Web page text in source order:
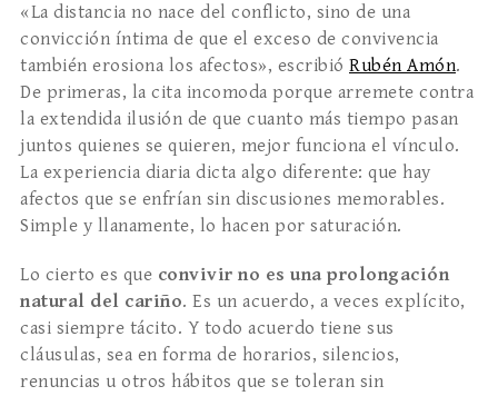
«La distancia no nace del conflicto, sino de una
convicción íntima de que el exceso de convivencia
también erosiona los afectos», escribió Rubén Amón.
De primeras, la cita incomoda porque arremete contra
la extendida ilusión de que cuanto más tiempo pasan
juntos quienes se quieren, mejor funciona el vínculo.
La experiencia diaria dicta algo diferente: que hay
afectos que se enfrían sin discusiones memorables.
Simple y llanamente, lo hacen por saturación.
Lo cierto es que convivir no es una prolongación
natural del cariño. Es un acuerdo, a veces explícito,
casi siempre tácito. Y todo acuerdo tiene sus
cláusulas, sea en forma de horarios, silencios,
renuncias u otros hábitos que se toleran sin